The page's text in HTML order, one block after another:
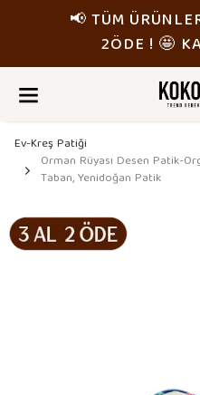
📢 TÜM
2ÖDE ! 🤩
Ev-Kreş Patiği
Orman Rüyası Desen Patik-
Taban, Yenidoğan Patik